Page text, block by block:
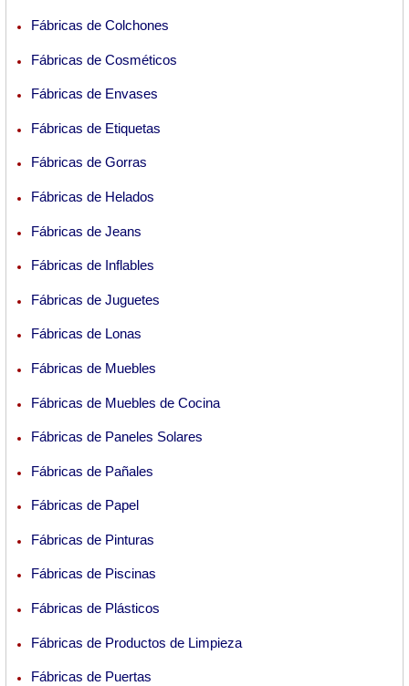
Fábricas de Colchones
Fábricas de Cosméticos
Fábricas de Envases
Fábricas de Etiquetas
Fábricas de Gorras
Fábricas de Helados
Fábricas de Jeans
Fábricas de Inflables
Fábricas de Juguetes
Fábricas de Lonas
Fábricas de Muebles
Fábricas de Muebles de Cocina
Fábricas de Paneles Solares
Fábricas de Pañales
Fábricas de Papel
Fábricas de Pinturas
Fábricas de Piscinas
Fábricas de Plásticos
Fábricas de Productos de Limpieza
Fábricas de Puertas